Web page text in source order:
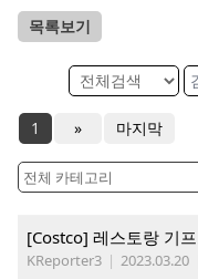
목록보기
1 » 마지막
[Costco] 레스토랑 기
KReporter3 | 2023.03.20